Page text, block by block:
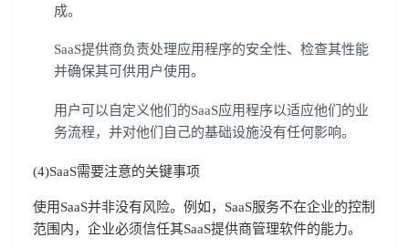
成。
SaaS提供商负责处理应用程序的安全性、检查其性能
并确保其可供用户使用。
用户可以自定义他们的SaaS应用程序以适应他们的业
务流程，并对他们自己的基础设施没有任何影响。
(4)SaaS需要注意的关键事项
使用SaaS并非没有风险。例如，SaaS服务不在企业的控制
范围内，企业必须信任其SaaS提供商管理软件的能力。